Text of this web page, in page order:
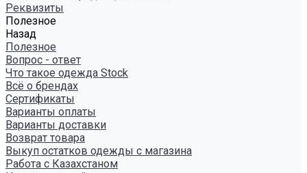
Реквизиты
Полезное
Назад
Полезное
Вопрос - ответ
Что такое одежда Stock
Всё о брендах
Сертификаты
Варианты оплаты
Варианты доставки
Возврат товара
Выкуп остатков одежды с магазина
Работа с Казахстаном